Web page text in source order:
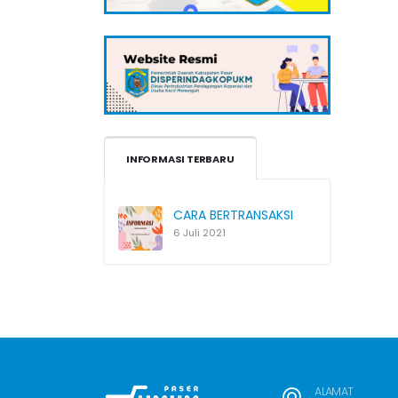
INFORMASI TERBARU
CARA BERTRANSAKSI
6 Juli 2021
ALAMAT